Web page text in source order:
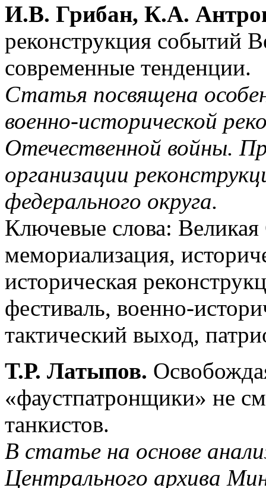
И.В. Грибан, К.А.
реконструкция событий
современные тенденции.
Статья посвящена
военно-исторической
Отечественной войны.
организации
федерального округа.
Ключевые слова: Великая
мемориализация,
историческая
фестиваль, военно-
тактический выход,
Т.Р. Латыпов.
«фаустпатронщики» не
танкистов.
В статье на основе
Центрального архива